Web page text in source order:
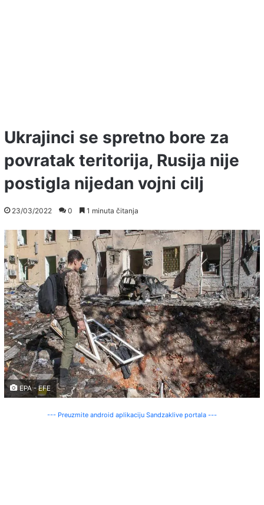
Ukrajinci se spretno bore za
povratak teritorija, Rusija nije
postigla nijedan vojni cilj
23/03/2022 0 1 minuta čitanja
EPA - EFE
--- Preuzmite android aplikaciju Sandzaklive portala ---